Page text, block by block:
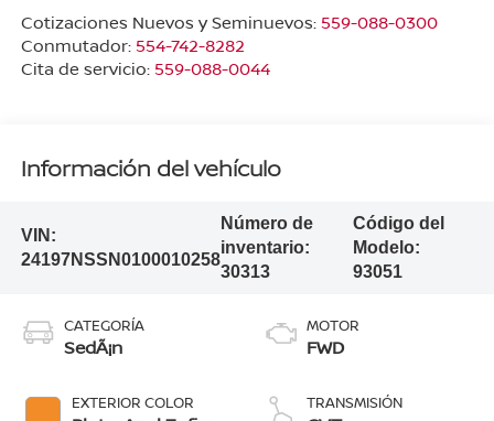
Cotizaciones Nuevos y Seminuevos: 559-088-0300
Conmutador: 554-742-8282
Cita de servicio: 559-088-0044
Información del vehículo
VIN:
24197NSSN0100010258
Número de
inventario:
30313
Código del
Modelo:
93051
CATEGORÍA
SedÃ¡n
EXTERIOR COLOR
MOTOR
FWD
TRANSMISIÓN